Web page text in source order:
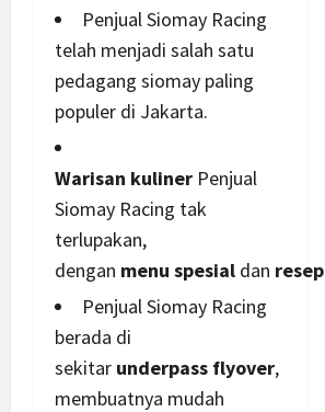
Penjual Siomay Racing
telah menjadi salah satu
pedagang siomay paling
populer di Jakarta.
Warisan kuliner Penjual
Siomay Racing tak
terlupakan,
dengan menu spesial dan resep
Penjual Siomay Racing
berada di
sekitar underpass flyover,
membuatnya mudah